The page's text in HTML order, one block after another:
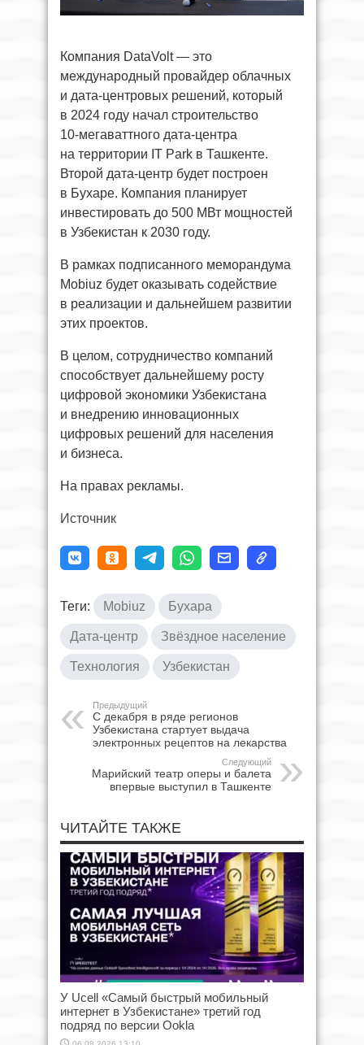
Компания DataVolt — это
международный провайдер облачных
и дата‑центровых решений, который
в 2024 году начал строительство
10‑мегаваттного дата‑центра
на территории IT Park в Ташкенте.
Второй дата-центр будет построен
в Бухаре. Компания планирует
инвестировать до 500 МВт мощностей
в Узбекистан к 2030 году.
В рамках подписанного меморандума
Mobiuz будет оказывать содействие
в реализации и дальнейшем развитии
этих проектов.
В целом, сотрудничество компаний
способствует дальнейшему росту
цифровой экономики Узбекистана
и внедрению инновационных
цифровых решений для населения
и бизнеса.
На правах рекламы.
Источник
Теги: Mobiuz Бухара
Дата-центр Звёздное население
Технология Узбекистан
Предыдущий
С декабря в ряде регионов
Узбекистана стартует выдача
электронных рецептов на лекарства
Следующий
Марийский театр оперы и балета
впервые выступил в Ташкенте
ЧИТАЙТЕ ТАКЖЕ
У Ucell «Самый быстрый мобильный
интернет в Узбекистане» третий год
подряд по версии Ookla